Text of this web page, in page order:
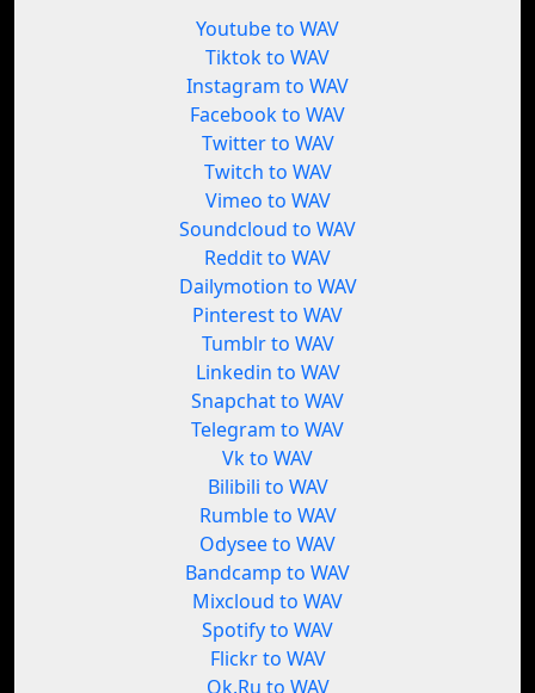
Youtube to WAV
Tiktok to WAV
Instagram to WAV
Facebook to WAV
Twitter to WAV
Twitch to WAV
Vimeo to WAV
Soundcloud to WAV
Reddit to WAV
Dailymotion to WAV
Pinterest to WAV
Tumblr to WAV
Linkedin to WAV
Snapchat to WAV
Telegram to WAV
Vk to WAV
Bilibili to WAV
Rumble to WAV
Odysee to WAV
Bandcamp to WAV
Mixcloud to WAV
Spotify to WAV
Flickr to WAV
Ok.Ru to WAV